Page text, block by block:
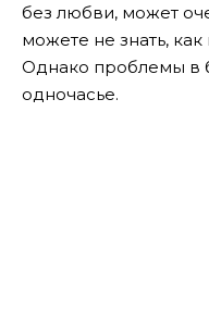
без любви, может
можете не знать,
Однако проблемы в
одночасье.